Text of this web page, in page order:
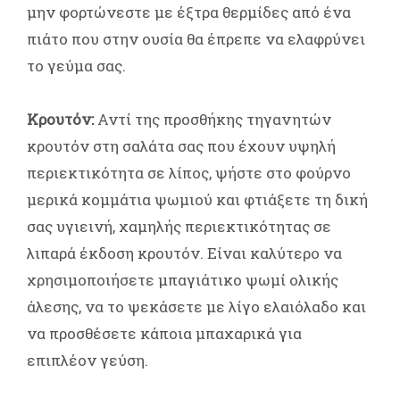
μην φορτώνεστε με έξτρα θερμίδες από ένα
πιάτο που στην ουσία θα έπρεπε να ελαφρύνει
το γεύμα σας.
Κρουτόν:Αντί της προσθήκης τηγανητών
κρουτόν στη σαλάτα σας που έχουν υψηλή
περιεκτικότητα σε λίπος, ψήστε στο φούρνο
μερικά κομμάτια ψωμιού και φτιάξετε τη δική
σας υγιεινή, χαμηλής περιεκτικότητας σε
λιπαρά έκδοση κρουτόν. Είναι καλύτερο να
χρησιμοποιήσετε μπαγιάτικο ψωμί ολικής
άλεσης, να το ψεκάσετε με λίγο ελαιόλαδο και
να προσθέσετε κάποια μπαχαρικά για
επιπλέον γεύση.